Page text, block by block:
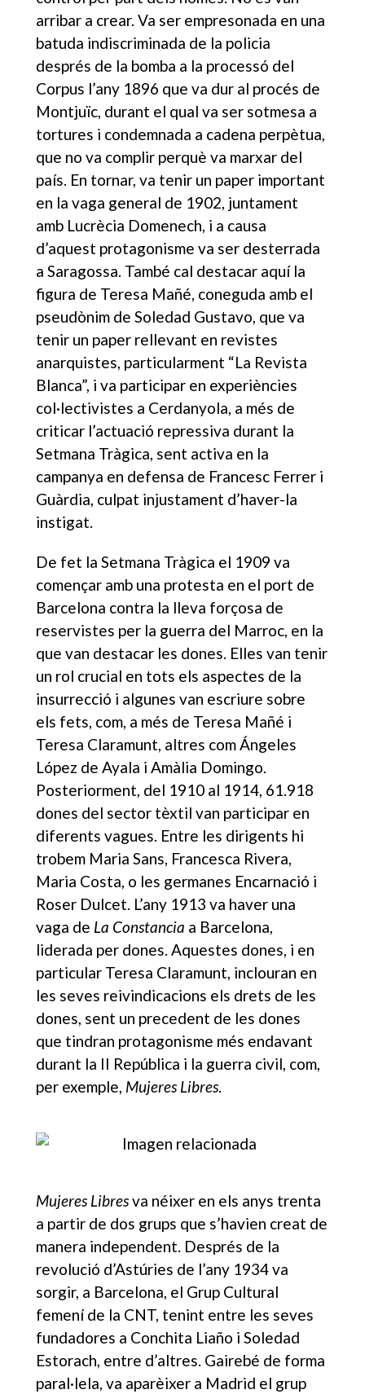
arribar a crear. Va ser empresonada en una
batuda indiscriminada de la policia
després de la bomba a la processó del
Corpus l’any 1896 que va dur al procés de
Montjuïc, durant el qual va ser sotmesa a
tortures i condemnada a cadena perpètua,
que no va complir perquè va marxar del
país. En tornar, va tenir un paper important
en la vaga general de 1902, juntament
amb Lucrècia Domenech, i a causa
d’aquest protagonisme va ser desterrada
a Saragossa. També cal destacar aquí la
figura de Teresa Mañé, coneguda amb el
pseudònim de Soledad Gustavo, que va
tenir un paper rellevant en revistes
anarquistes, particularment “La Revista
Blanca”, i va participar en experiències
col·lectivistes a Cerdanyola, a més de
criticar l’actuació repressiva durant la
Setmana Tràgica, sent activa en la
campanya en defensa de Francesc Ferrer i
Guàrdia, culpat injustament d’haver-la
instigat.
De fet la Setmana Tràgica el 1909 va
començar amb una protesta en el port de
Barcelona contra la lleva forçosa de
reservistes per la guerra del Marroc, en la
que van destacar les dones. Elles van tenir
un rol crucial en tots els aspectes de la
insurrecció i algunes van escriure sobre
els fets, com, a més de Teresa Mañé i
Teresa Claramunt, altres com Ángeles
López de Ayala i Amàlia Domingo.
Posteriorment, del 1910 al 1914, 61.918
dones del sector tèxtil van participar en
diferents vagues. Entre les dirigents hi
trobem Maria Sans, Francesca Rivera,
Maria Costa, o les germanes Encarnació i
Roser Dulcet. L’any 1913 va haver una
vaga de La Constancia a Barcelona,
liderada per dones. Aquestes dones, i en
particular Teresa Claramunt, inclouran en
les seves reivindicacions els drets de les
dones, sent un precedent de les dones
que tindran protagonisme més endavant
durant la II República i la guerra civil, com,
per exemple, Mujeres Libres.
Mujeres Libresva néixer en els anys trenta
a partir de dos grups que s’havien creat de
manera independent. Després de la
revolució d’Astúries de l’any 1934 va
sorgir, a Barcelona, el Grup Cultural
femení de la CNT, tenint entre les seves
fundadores a Conchita Liaño i Soledad
Estorach, entre d’altres. Gairebé de forma
paral·lela, va aparèixer a Madrid el grup